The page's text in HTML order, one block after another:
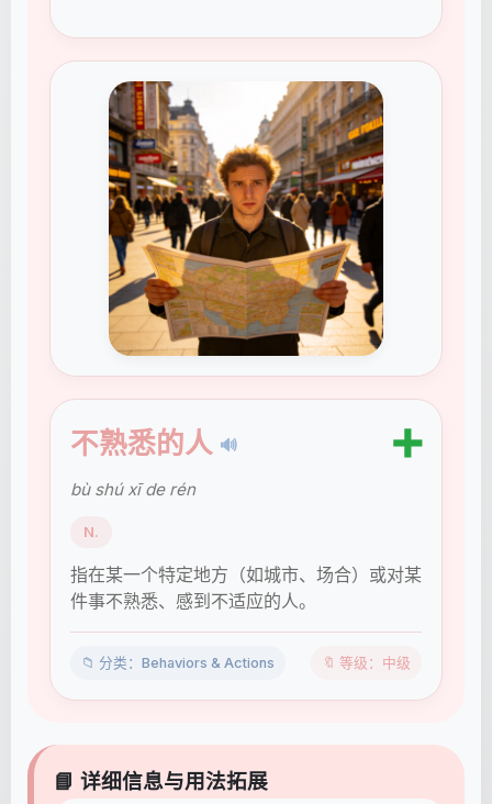
不熟悉的人 🔊 ➕
bù shú xī de rén
N.
指在某一个特定地方（如城市、场合）或对某
件事不熟悉、感到不适应的人。
📁 分类：Behaviors & Actions 🔖 等级：中级
📘 详细信息与用法拓展